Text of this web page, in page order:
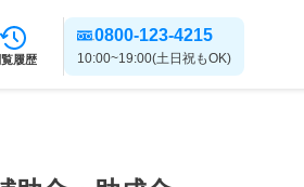
履歴
0800-123-4215
10:00~19:00(土日祝もOK)